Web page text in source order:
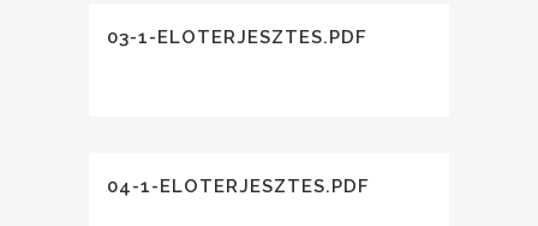
03-1-ELOTERJESZTES.PDF
04-1-ELOTERJESZTES.PDF